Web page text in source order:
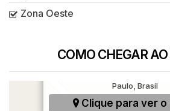
Zona Oeste
COMO CHEGAR
Jardim Monte Kemel, São
Paulo, Brasil
Clique para ver o